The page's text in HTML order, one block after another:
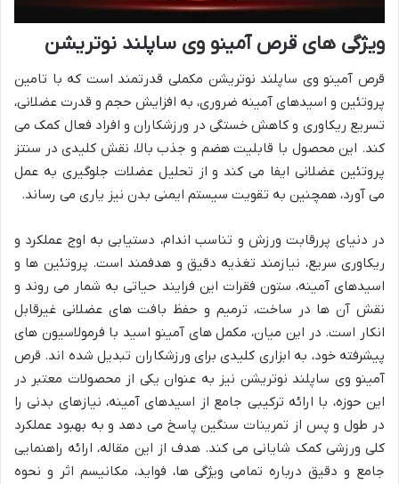
ویژگی های قرص آمینو وی ساپلند نوتریشن
قرص آمینو وی ساپلند نوتریشن مکملی قدرتمند است که با تامین
پروتئین و اسیدهای آمینه ضروری، به افزایش حجم و قدرت عضلانی،
تسریع ریکاوری و کاهش خستگی در ورزشکاران و افراد فعال کمک می
کند. این محصول با قابلیت هضم و جذب بالا، نقش کلیدی در سنتز
پروتئین عضلانی ایفا می کند و از تحلیل عضلات جلوگیری به عمل
می آورد، همچنین به تقویت سیستم ایمنی بدن نیز یاری می رساند.
در دنیای پررقابت ورزش و تناسب اندام، دستیابی به اوج عملکرد و
ریکاوری سریع، نیازمند تغذیه دقیق و هدفمند است. پروتئین ها و
اسیدهای آمینه، ستون فقرات این فرایند حیاتی به شمار می روند و
نقش آن ها در ساخت، ترمیم و حفظ بافت های عضلانی غیرقابل
انکار است. در این میان، مکمل های آمینو اسید با فرمولاسیون های
پیشرفته خود، به ابزاری کلیدی برای ورزشکاران تبدیل شده اند. قرص
آمینو وی ساپلند نوتریشن نیز به عنوان یکی از محصولات معتبر در
این حوزه، با ارائه ترکیبی جامع از اسیدهای آمینه، نیازهای بدنی را
در طول و پس از تمرینات سنگین پاسخ می دهد و به بهبود عملکرد
کلی ورزشی کمک شایانی می کند. هدف از این مقاله، ارائه راهنمایی
جامع و دقیق درباره تمامی ویژگی ها، فواید، مکانیسم اثر و نحوه